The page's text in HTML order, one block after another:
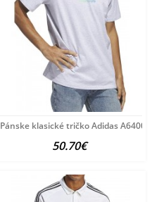
Pánske klasické tričko Adidas A6400
50.70€